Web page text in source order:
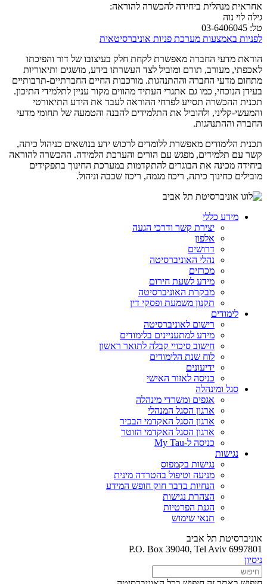
אחראית מנהלית ביחידה להכשרה להוראה:
גילה לוי נוה
טל: 03-6406045
לפניות באמצעות מערכת פניות אוניברסיטאית
הוראת מדעי החברה מאפשרת לקחת חלק בעיצובו של דור והפיכתו
לאכפתי, מעורב, תורם ומוביל לצד העשרתו בידע, מושגים ותיאוריות
מתחום מדעי החברה וההתנהגות. מורכבות החיים החברתיים-תרבותיים
בעידן הנוכחי, כמו גם אתגרי העתיד מהווים מקור עניין לתלמידי התיכון.
תכנית ההכשרה תסייע לפרחי ההוראה לעבד את הידע התיאורטי
והמעשי-קליני, ולהוביל את התלמידים להבנה והטמעה של תחומי מדעי
החברה וההתנהגות.
תכנית הלימודים מאפשרת ללומדים לרכוש ידע בנושאים כניהול כיתה,
קשר עם תלמידים, מפגש עם הורים והערכת הלמידה. ההכשרה להוראה
ביחידה מכינה את הבוגרים להתקדמות במערכת החינוך בתפקידים
מובילים כחינוך כיתה, ריכוז מגמה, ריכוז שכבה וניהול.
מידע כללי
יצירת קשר ודרכי הגעה
אלפון
דרושים
נהלי האוניברסיטה
מכרזים
מידע לשעת חירום
מבקרת האוניברסיטה
תקנון משמעת ופסקי דין
לימודים
רישום לאוניברסיטה
מידע למתעניינים בלימודים
חישוב סיכויי קבלה לתואר ראשון
לוח שנת הלימודים
ידיעונים
כניסה לאזור האישי
סגל ומינהלה
אגפים ומשרדי מינהלה
ארגון הסגל המנהלי
ארגון הסגל האקדמי הבכיר
ארגון הסגל האקדמי הזוטר
כניסה ל-My Tau
נגישות
נגישות בקמפוס
מניעה וטיפול בהטרדה מינית
הנחיות בדבר חוק חופש המידע
הצהרת נגישות
הגנת הפרטיות
תנאי שימוש
אוניברסיטת תל אביב
P.O. Box 39040, Tel Aviv 6997801
ניסיון